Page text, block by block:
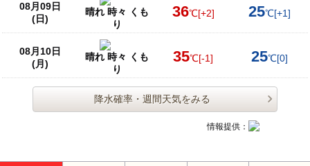
08月09日
(日)
晴れ 時々 くも
り
36℃[+2] 25℃[+1]
08月10日
(月)
晴れ 時々 くも
り
35℃[-1] 25℃[0]
降水確率・週間天気をみる
情報提供：